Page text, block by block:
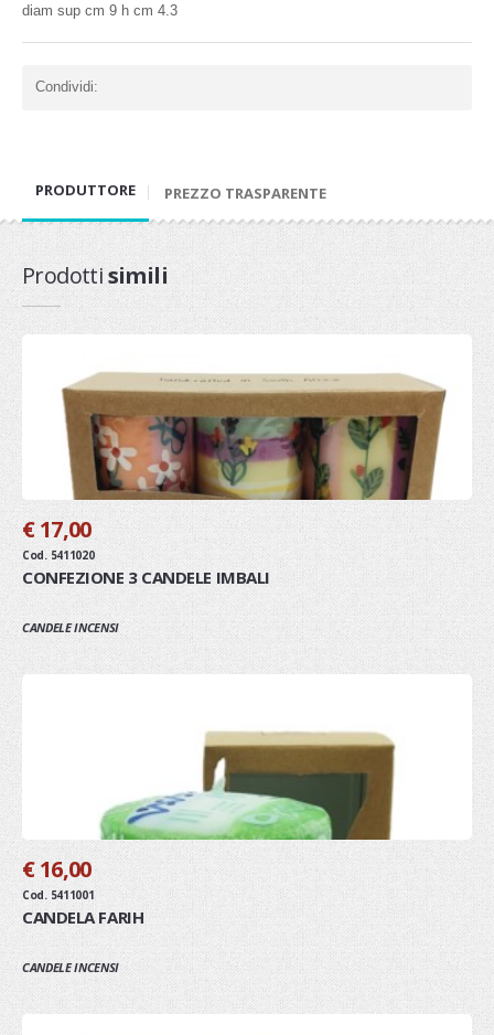
diam sup cm 9 h cm 4.3
Condividi:
PRODUTTORE PREZZO TRASPARENTE
Prodottisimili
€ 17,00
Cod. 5411020
CONFEZIONE 3 CANDELE IMBALI
CANDELE INCENSI
€ 16,00
Cod. 5411001
CANDELA FARIH
CANDELE INCENSI